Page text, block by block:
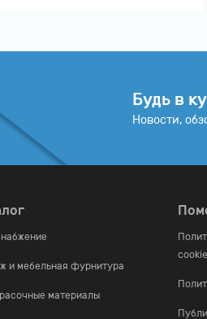
Будь в
Новости,
и мебельная фурнитура
материалы
cookie